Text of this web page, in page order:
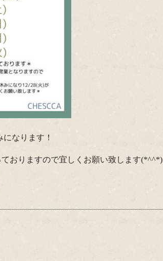
になります！
おりますので宜しくお願い致します(*^^*)